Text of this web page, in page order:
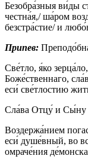
Безобра́зныя ви́ды
честна́я,/ ша́ром
безстра́стие/ и
Припев:
Све́тло, я́ко
Боже́ственнаго,
еси́ све́тлостию
Сла́ва Отцу́ и Сы́ну
Воздержа́нием
еси́ душе́вный, во
омраче́ния